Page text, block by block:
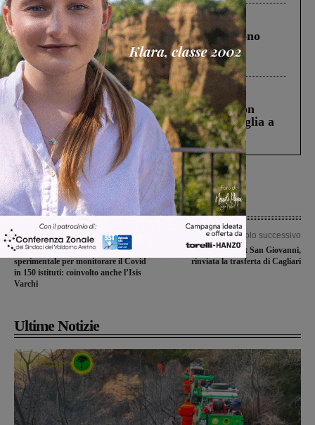
Cronaca 4 Agosto 2026
Un anno fa la strage in A1 in cui morirono
Gianni, Giulia e Franco. Lo schianto, il
processo, lo stop ai sorpassi fra tir....
Cronaca 3 Agosto 2026
Scomparso da una struttura di Castiglion
Fiorentino l’uomo che aveva ucciso la figlia a
Levane nel 2020
Articolo precedente
Scuole Sicure, al via il progetto
sperimentale per monitorare il Covid
in 150 istituti: coinvolto anche l’Isis
Varchi
Articolo successivo
Bruschi Basket San Giovanni,
rinviata la trasferta di Cagliari
Ultime Notizie